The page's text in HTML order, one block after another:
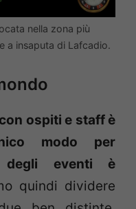
nella zona più
a insaputa di Lafcadio.
ospiti e staff è
modo per
degli eventi è
quindi dividere